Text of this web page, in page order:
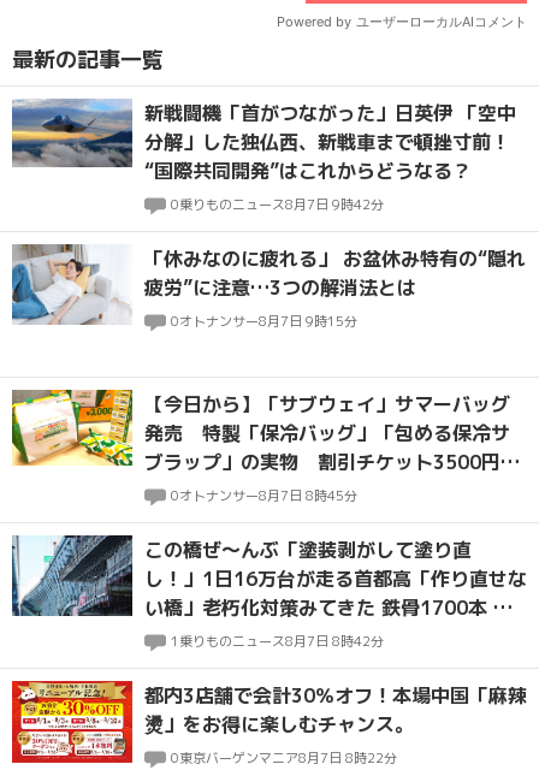
最新の記事一覧
新戦闘機「首がつながった」日英伊 「空中
分解」した独仏西、新戦車まで頓挫寸前！
“国際共同開発”はこれからどうなる？
0乗りものニュース8月7日 9時42分
「休みなのに疲れる」 お盆休み特有の“隠れ
疲労”に注意…3つの解消法とは
0オトナンサー8月7日 9時15分
【今日から】「サブウェイ」サマーバッグ
発売 特製「保冷バッグ」「包める保冷サ
ブラップ」の実物 割引チケット3500円封
入 0オトナンサー8月7日 8時45分
この橋ぜ～んぶ「塗装剥がして塗り直
し！」1日16万台が走る首都高「作り直せな
い橋」老朽化対策みてきた 鉄骨1700本 現
場はまるで巨大ジャングルジム
1 乗りものニュース8月7日 8時42分
都内3店舗で会計30％オフ！本場中国「麻辣
燙」をお得に楽しむチャンス。
0東京バーゲンマニア8月7日 8時22分